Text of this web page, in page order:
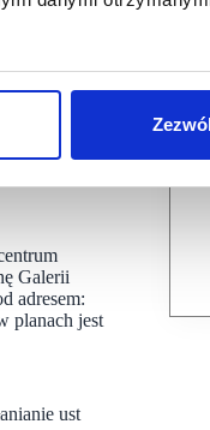
Banku,
Galerii
adresem:
planach jest
ust